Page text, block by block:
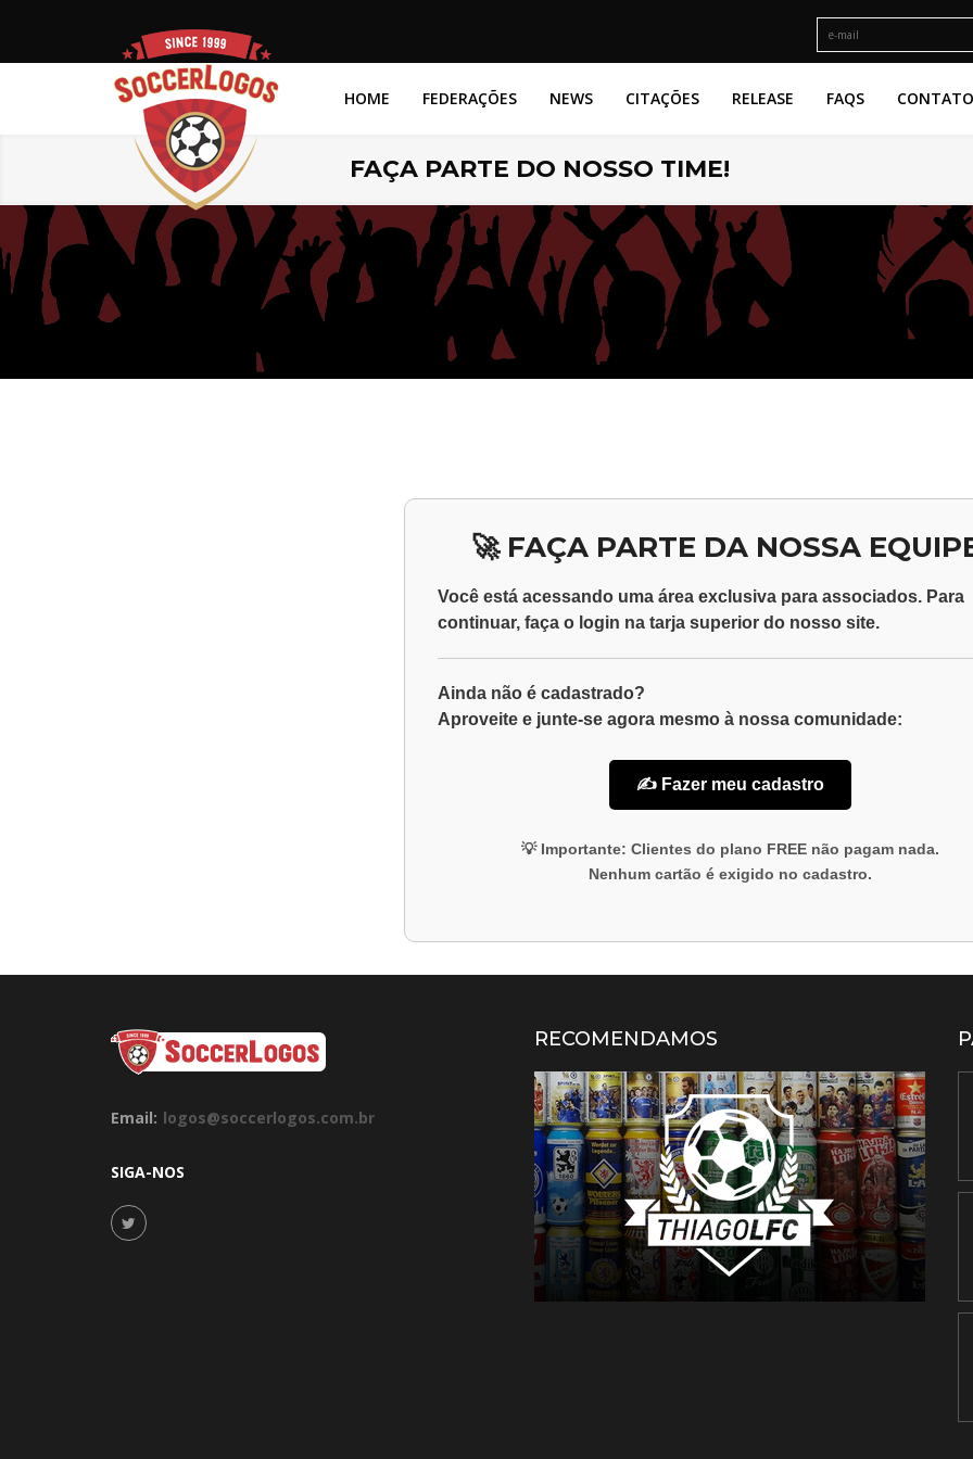
HOME FEDERAÇÕES NEWS CITAÇÕES RELEASE FAQS CONTATO
FAÇA PARTE DO NOSSO TIME!
🚀 FAÇA PARTE DA NOSSA
Você está acessando uma área exclusiva para associados. Para
continuar, faça o login na tarja superior do nosso site.
Ainda não é cadastrado?
Aproveite e junte-se agora mesmo à nossa comunidade:
✍️ Fazer meu cadastro
💡 Importante: Clientes do plano FREEnão pagam nada.
Nenhum cartão é exigido no cadastro.
Email: logos@soccerlogos.com.br
SIGA-NOS
RECOMENDAMOS